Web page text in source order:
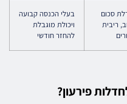
סכום
ריבית
בעלי הכנסה קבועה
ויכולת מוגבלת
להחזר חודשי
פירעון?